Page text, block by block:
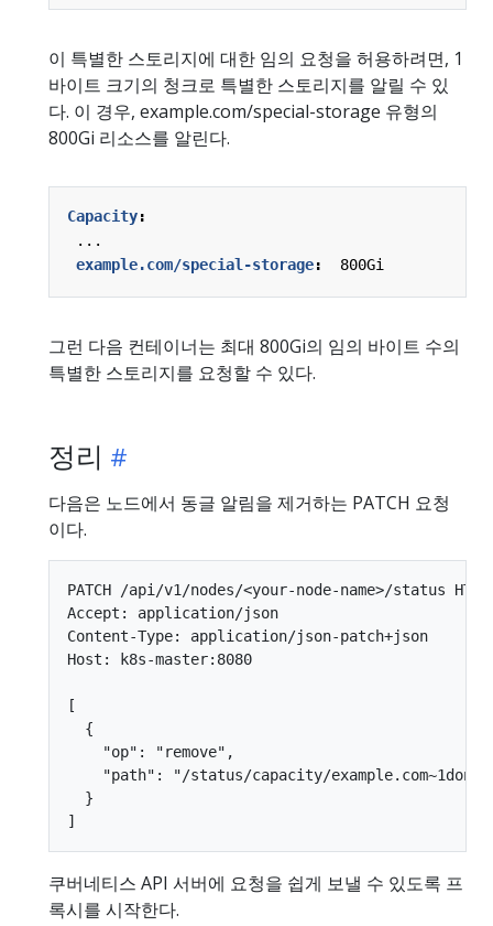
이 특별한 스토리지에 대한 임의 요청을 허용하려면, 1
바이트 크기의 청크로 특별한 스토리지를 알릴 수 있
다. 이 경우, example.com/special-storage 유형의
800Gi 리소스를 알린다.
Capacity:
...
example.com/special-storage: 800Gi
그런 다음 컨테이너는 최대 800Gi의 임의 바이트 수의
특별한 스토리지를 요청할 수 있다.
정리
다음은 노드에서 동글 알림을 제거하는 PATCH 요청
이다.
PATCH /api/v1/nodes/<your-node-name>/status
Accept: application/json
Content-Type: application/json-patch+json
Host: k8s-master:8080
[
  {
    "op": "remove",
"path": "/status/capacity/
  }
쿠버네티스 API 서버에 요청을 쉽게 보낼 수 있도록 프
록시를 시작한다.